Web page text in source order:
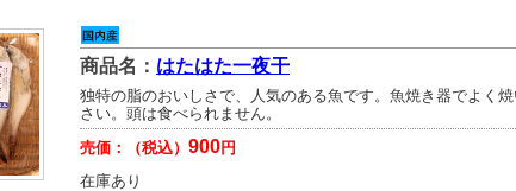
商品名： はたはた一夜干
独特の脂のおいしさで、人気のある魚です。魚焼き器でよく
さい。頭は食べられません。
売価：（税込） 900円
在庫あり